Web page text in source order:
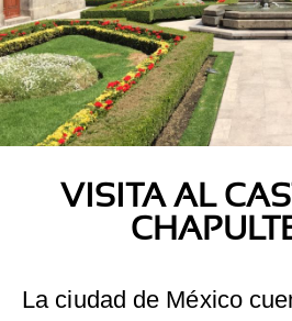
VISITA AL
La ciudad de México